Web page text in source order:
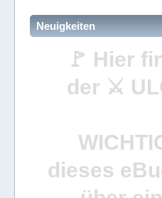
Neuigkeiten
🚩 Hier
der ⚔
dieses